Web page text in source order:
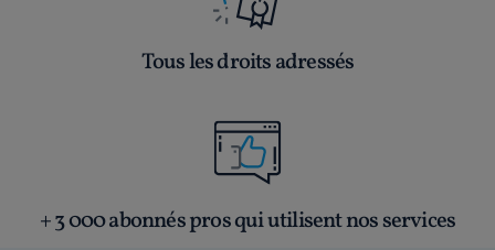
Tous les droits adressés
+ 3 000 abonnés pros qui utilisent nos services